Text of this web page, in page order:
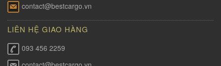
contact@bestcargo.vn
LIÊN HỆ GIAO HÀNG
093 456 2259